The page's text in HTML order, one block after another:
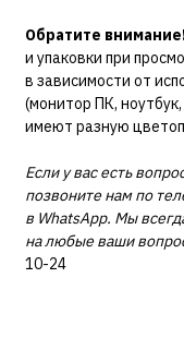
Обратите
и упаковки при
в зависимости от
(монитор ПК,
имеют разную
Если у вас есть
позвоните нам по
в WhatsApp. Мы
на любые ваши
10-24